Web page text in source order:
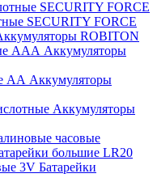
SECURITY FORCE
ROBITON
Аккумуляторы
Аккумуляторы
Аккумуляторы
часовые
большие LR20
Батарейки